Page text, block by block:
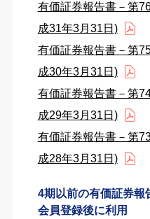
有価証券報告書－第
成31年3月31日)
有価証券報告書－第
成30年3月31日)
有価証券報告書－第
成29年3月31日)
有価証券報告書－第
成28年3月31日)
4期以前の有価証券報
会員登録後に利用